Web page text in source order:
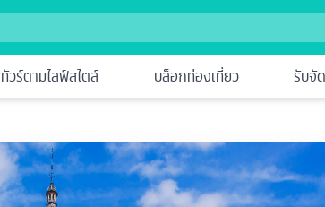
ทัวร์ตามไลฟ์สไตล์ บล็อกท่องเที่ยว รับจั